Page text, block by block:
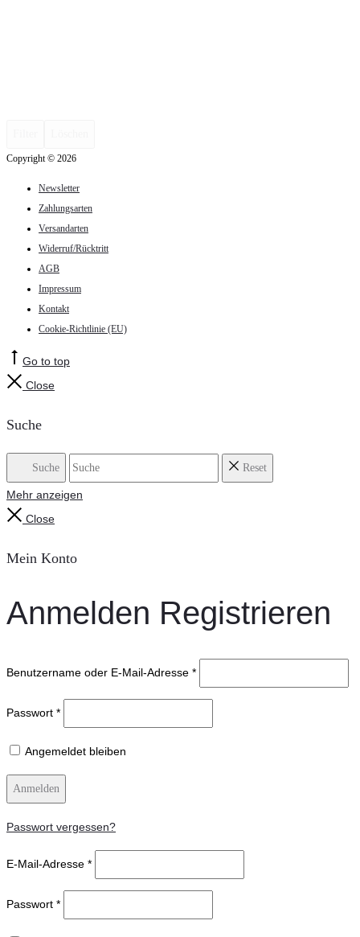
Copyright © 2026
Newsletter
Zahlungsarten
Versandarten
Widerruf/Rücktritt
AGB
Impressum
Kontakt
Cookie-Richtlinie (EU)
Go to top
Close
Suche
Suche Reset
Mehr anzeigen
Close
Mein Konto
Anmelden Registrieren
Benutzername oder E-Mail-Adresse *
Passwort *
Angemeldet bleiben
Anmelden
Passwort vergessen?
E-Mail-Adresse *
Passwort *